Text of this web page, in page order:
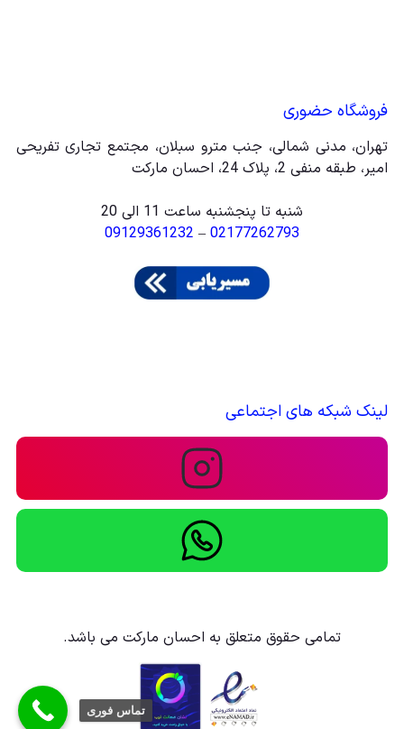
فروشگاه حضوری
تهران، مدنی شمالی، جنب مترو سبلان، مجتمع تجاری تفریحی
امیر، طبقه منفی 2، پلاک 24، احسان مارکت
شنبه تا پنجشنبه ساعت 11 الی 20
02177262793
–
09129361232
لینک شبکه های اجتماعی
تمامی حقوق متعلق به احسان مارکت می باشد.
تماس فوری